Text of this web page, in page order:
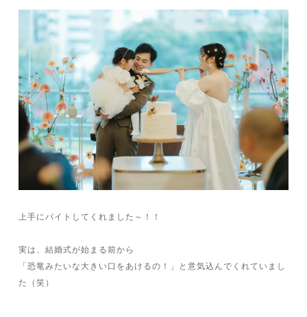
上手にバイトしてくれました～！！
実は、結婚式が始まる前から
「恐竜みたいな大きい口をあけるの！」と意気込んでくれていまし
た（笑）